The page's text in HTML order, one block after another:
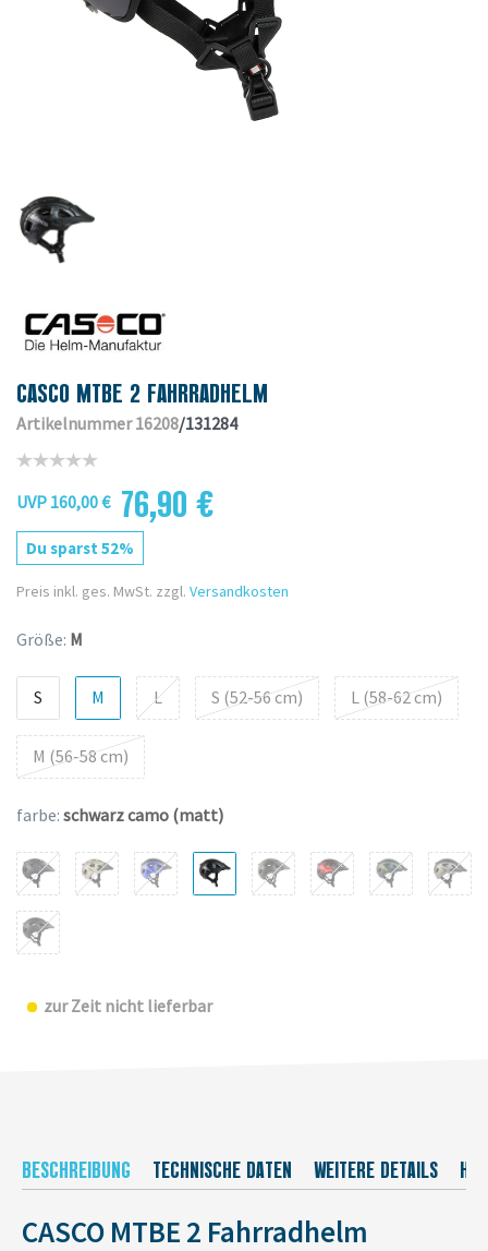
CASCO MTBE 2 FAHRRADHELM
Artikelnummer 16208/131284
UVP 160,00 € 76,90 €
Du sparst 52%
Preis inkl. ges. MwSt. zzgl. Versandkosten
Größe: M
S M L S (52-56 cm) L (58-62 cm)
M (56-58 cm)
farbe: schwarz camo (matt)
zur Zeit nicht lieferbar
BESCHREIBUNG TECHNISCHE DATEN WEITERE DETAILS
CASCO MTBE 2 Fahrradhelm